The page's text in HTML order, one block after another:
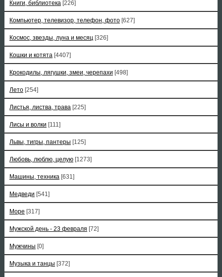
Книги, библиотека [226]
Компьютер, телевизор, телефон, фото [627]
Космос, звезды, луна и месяц [326]
Кошки и котята [4407]
Крокодилы, лягушки, змеи, черепахи [498]
Лето [254]
Листья, листва, трава [225]
Лисы и волки [111]
Львы, тигры, пантеры [125]
Любовь, люблю, целую [1273]
Машины, техника [631]
Медведи [541]
Море [317]
Мужской день - 23 февраля [72]
Мужчины [0]
Музыка и танцы [372]